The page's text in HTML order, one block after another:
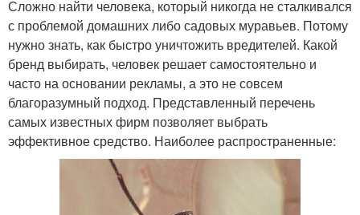
Сложно найти человека, который никогда не сталкивался
с проблемой домашних либо садовых муравьев. Потому
нужно знать, как быстро уничтожить вредителей. Какой
бренд выбирать, человек решает самостоятельно и
часто на основании рекламы, а это не совсем
благоразумный подход. Представленный перечень
самых известных фирм позволяет выбрать
эффективное средство. Наиболее распространенные: